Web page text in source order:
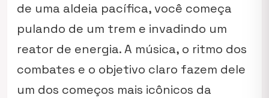
de uma aldeia pacífica, você começa
pulando de um trem e invadindo um
reator de energia. A música, o ritmo dos
combates e o objetivo claro fazem dele
um dos começos mais icônicos da